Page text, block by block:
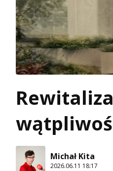
Michał Kita
2026.06.11 18:17